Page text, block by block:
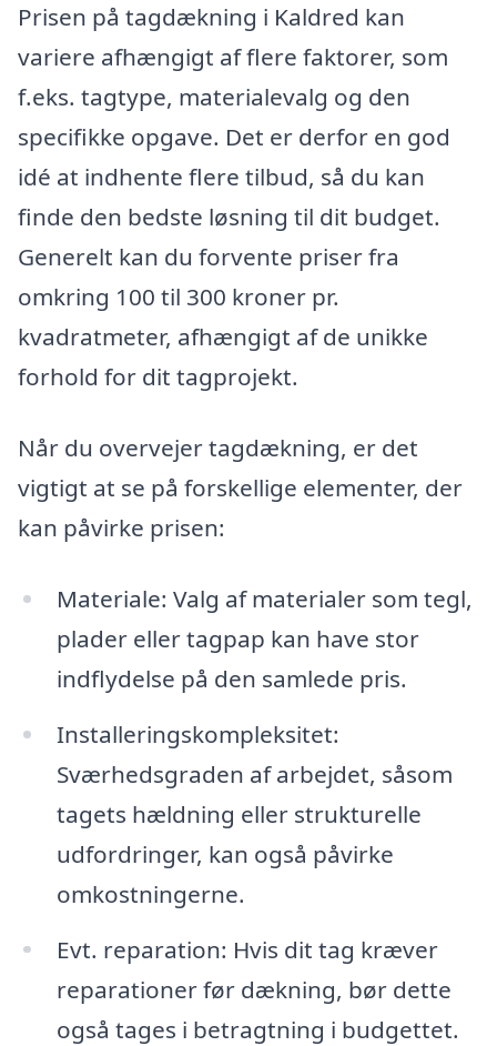
Prisen på tagdækning i Kaldred kan
variere afhængigt af flere faktorer, som
f.eks. tagtype, materialevalg og den
specifikke opgave. Det er derfor en god
idé at indhente flere tilbud, så du kan
finde den bedste løsning til dit budget.
Generelt kan du forvente priser fra
omkring 100 til 300 kroner pr.
kvadratmeter, afhængigt af de unikke
forhold for dit tagprojekt.
Når du overvejer tagdækning, er det
vigtigt at se på forskellige elementer, der
kan påvirke prisen:
Materiale: Valg af materialer som tegl,
plader eller tagpap kan have stor
indflydelse på den samlede pris.
Installeringskompleksitet:
Sværhedsgraden af arbejdet, såsom
tagets hældning eller strukturelle
udfordringer, kan også påvirke
omkostningerne.
Evt. reparation: Hvis dit tag kræver
reparationer før dækning, bør dette
også tages i betragtning i budgettet.